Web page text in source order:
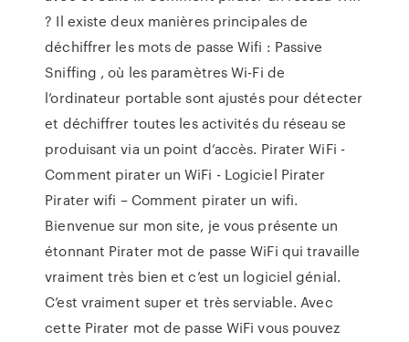
? Il existe deux manières principales de
déchiffrer les mots de passe Wifi : Passive
Sniffing , où les paramètres Wi-Fi de
l’ordinateur portable sont ajustés pour détecter
et déchiffrer toutes les activités du réseau se
produisant via un point d’accès. Pirater WiFi -
Comment pirater un WiFi - Logiciel Pirater
Pirater wifi – Comment pirater un wifi.
Bienvenue sur mon site, je vous présente un
étonnant Pirater mot de passe WiFi qui travaille
vraiment très bien et c’est un logiciel génial.
C’est vraiment super et très serviable. Avec
cette Pirater mot de passe WiFi vous pouvez